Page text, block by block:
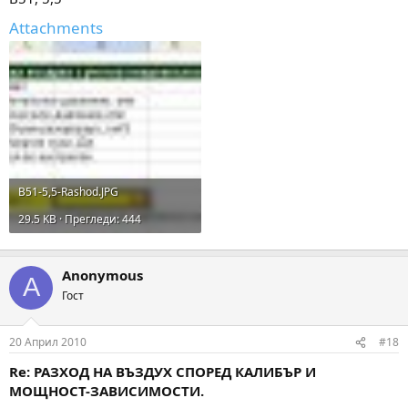
Attachments
B51-5,5-Rashod.JPG
29.5 KB · Прегледи: 444
A Anonymous
Гост
20 Април 2010 #18
Re: РАЗХОД НА ВЪЗДУХ СПОРЕД КАЛИБЪР И
МОЩНОСТ-ЗАВИСИМОСТИ.